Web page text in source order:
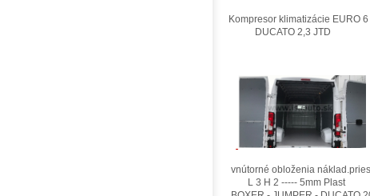
Kompresor klimatizácie EURO 6
DUCATO 2,3 JTD
vnútorné obloženia
L 3 H 2 ----- 5mm Plast